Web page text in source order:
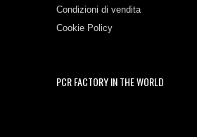
Condizioni di vendita
Cookie Policy
PCR FACTORY IN THE WORLD